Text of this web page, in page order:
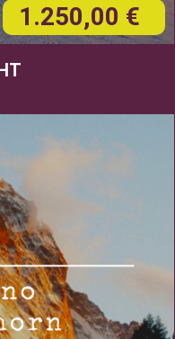
1.250,00 €